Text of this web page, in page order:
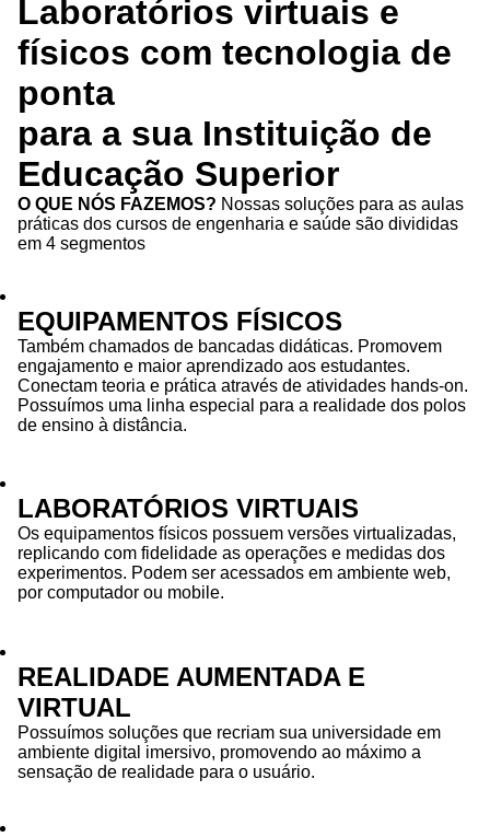
Laboratórios virtuais e
físicos com tecnologia de
ponta
para a sua Instituição de
Educação Superior
O QUE NÓS FAZEMOS? Nossas soluções para as aulas
práticas dos cursos de engenharia e saúde são divididas
em 4 segmentos
EQUIPAMENTOS FÍSICOS
Também chamados de bancadas didáticas. Promovem
engajamento e maior aprendizado aos estudantes.
Conectam teoria e prática através de atividades hands-on.
Possuímos uma linha especial para a realidade dos polos
de ensino à distância.
LABORATÓRIOS VIRTUAIS
Os equipamentos físicos possuem versões virtualizadas,
replicando com fidelidade as operações e medidas dos
experimentos. Podem ser acessados em ambiente web,
por computador ou mobile.
REALIDADE AUMENTADA E
VIRTUAL
Possuímos soluções que recriam sua universidade em
ambiente digital imersivo, promovendo ao máximo a
sensação de realidade para o usuário.